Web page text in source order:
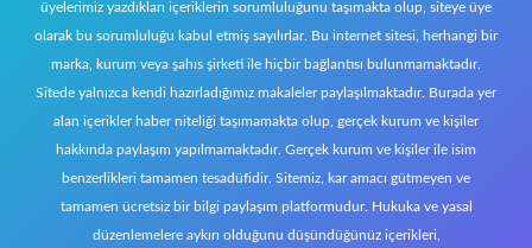
üyelerimiz yazdıkları içeriklerin sorumluluğunu taşımakta olup, siteye üye
olarak bu sorumluluğu kabul etmiş sayılırlar. Bu internet sitesi, herhangi bir
marka, kurum veya şahıs şirketi ile hiçbir bağlantısı bulunmamaktadır.
Sitede yalnızca kendi hazırladığımız makaleler paylaşılmaktadır. Burada yer
alan içerikler haber niteliği taşımamakta olup, gerçek kurum ve kişiler
hakkında paylaşım yapılmamaktadır. Gerçek kurum ve kişiler ile isim
benzerlikleri tamamen tesadüfidir. Sitemiz, kar amacı gütmeyen ve
tamamen ücretsiz bir bilgi paylaşım platformudur. Hukuka ve yasal
düzenlemelere aykırı olduğunu düşündüğünüz içerikleri,